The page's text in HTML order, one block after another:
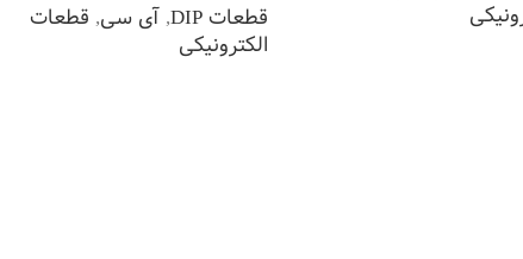
قطعات DIP
,آی سی, قطعات
الکترونیکی